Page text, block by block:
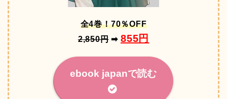
全4巻！70％OFF
2,850円➡ 855円
ebook japanで読む